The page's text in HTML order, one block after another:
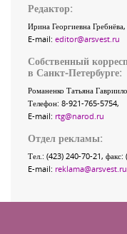
Редактор:
Ирина Георгиевна Гребнёва,
E-mail: editor@arsvest.ru
Собственный
в Санкт-Петербурге:
Романенко Татьяна
Телефон: 8-921-765-5754,
E-mail: rtg@narod.ru
Отдел рекламы:
Тел.: (423) 240-70-21, факс:
E-mail: reklama@arsvest.ru